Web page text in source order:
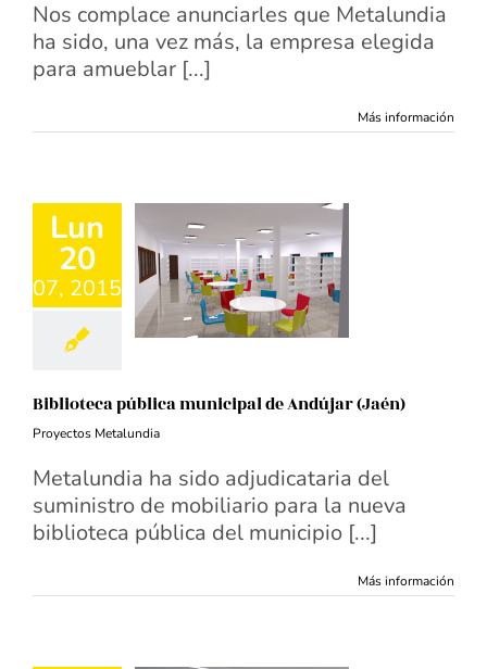
Nos complace anunciarles que Metalundia
ha sido, una vez más, la empresa elegida
para amueblar [...]
Más información
Lun
20
07, 2015
Biblioteca pública
municipal de Andújar
(Jaén)
Biblioteca pública municipal de Andújar (Jaén)
Proyectos Metalundia
Metalundia ha sido adjudicataria del
suministro de mobiliario para la nueva
biblioteca pública del municipio [...]
Más información